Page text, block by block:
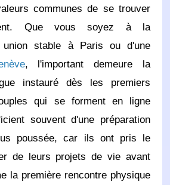
communes de se trouver
Que vous soyez à la
union stable à Paris ou d'une
, l'important demeure la
instauré dès les premiers
qui se forment en ligne
souvent d'une préparation
poussée, car ils ont pris le
de leurs projets de vie avant
la première rencontre physique.